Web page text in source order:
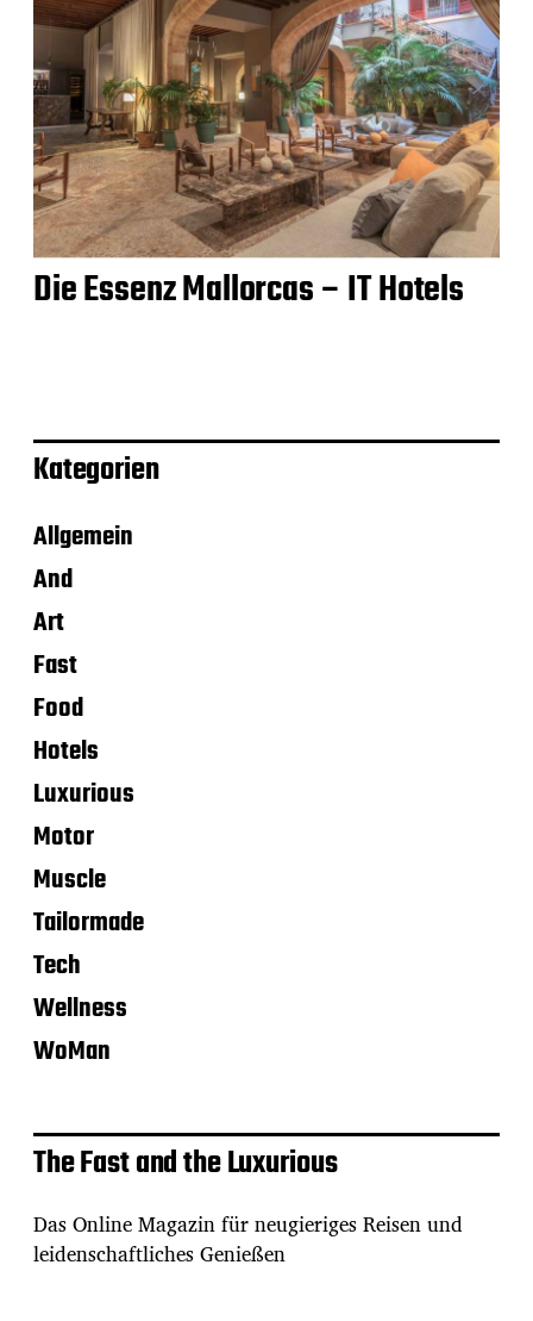
Die Essenz Mallorcas – IT Hotels
Kategorien
Allgemein
And
Art
Fast
Food
Hotels
Luxurious
Motor
Muscle
Tailormade
Tech
Wellness
WoMan
The Fast and the Luxurious
Das Online Magazin für neugieriges Reisen und
leidenschaftliches Genießen